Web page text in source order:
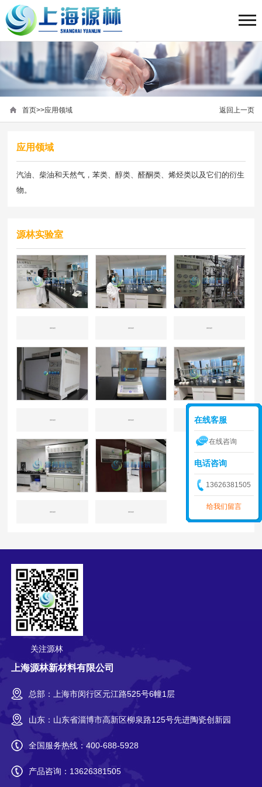
返回上一页
首页>>应用领域
应用领域
汽油、柴油和天然气，苯类、醇类、醛酮类、烯烃类以及它们的衍生
物。
源林实验室
关注源林
上海源林新材料有限公司
总部：上海市闵行区元江路525号6幢1层
山东：山东省淄博市高新区柳泉路125号先进陶瓷创新园
全国服务热线： 400-688-5928
产品咨询： 13626381505
在线客服
在线咨询
电话咨询
13626381505
给我们留言